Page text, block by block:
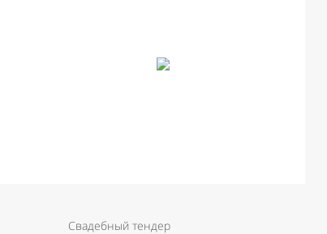
Свадебный тендер